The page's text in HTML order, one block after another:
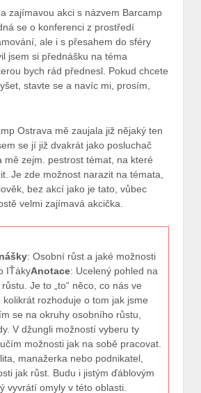
zajímavou akci s názvem Barcamp
se o konferenci z prostředí
ale i s přesahem do sféry
jsem si přednášku na téma
bych rád přednesl. Pokud chcete
stavte se a navíc mi, prosím,
Ostrava mě zaujala již nějaký ten
se jí již dvakrát jako posluchač
mě zejm. pestrost témat, na které
Je zde možnost narazit na témata,
bez akcí jako je tato, vůbec
velmi zajímavá akcička.
: Osobní růst a jaké možnosti
IŤákyAnotace: Ucelený pohled na
Je to „to“ něco, co nás ve
rozhoduje o tom jak jsme
se na okruhy osobního růstu,
V džungli možností vyberu ty
možnosti jak na sobě pracovat.
manažerka nebo podnikatel,
jak růst. Budu i jistým ďáblovým
vyvrátí omyly v této oblasti.